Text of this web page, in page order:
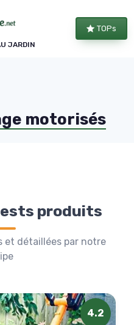
JARDIN
TOPs
motorisés
produits
et détaillées par notre
4.2